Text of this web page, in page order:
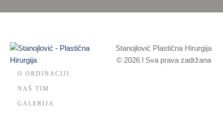
O ORDINACIJI
NAŠ TIM
GALERIJA
Stanojlović Plastična Hirurgija
© 2026 l Sva prava zadržana